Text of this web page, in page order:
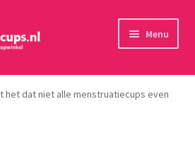
Menu
het dat niet alle menstruatiecups even